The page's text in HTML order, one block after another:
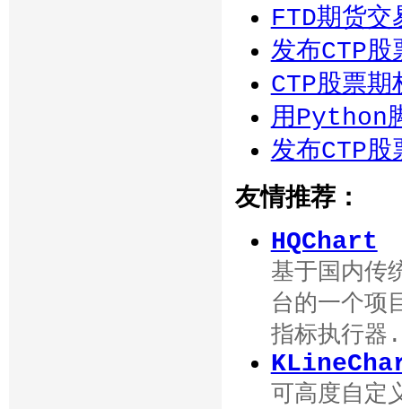
FTD期货
发布CTP
CTP股票
用Python
发布CTP
友情推荐：
HQChart
基于国内
台的一个
指标执行
可高度自定